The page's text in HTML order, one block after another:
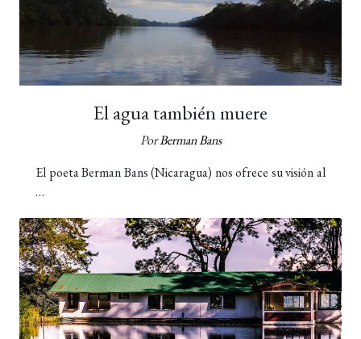
El agua también muere
PorBerman Bans
El poeta Berman Bans (Nicaragua) nos ofrece su visión al
…